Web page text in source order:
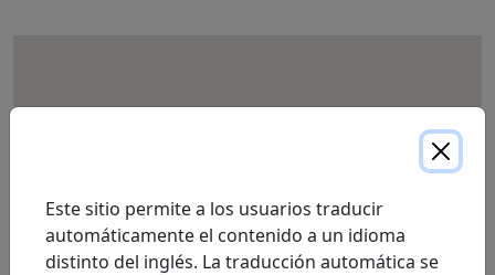
Este sitio permite a los usuarios traducir
automáticamente el contenido a un idioma
distinto del inglés. La traducción automática se